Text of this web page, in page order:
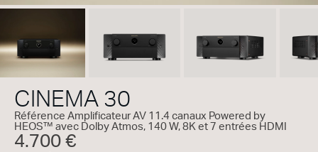
CINEMA 30
Référence Amplificateur AV 11.4 canaux Powered by
HEOS™ avec Dolby Atmos, 140 W, 8K et 7 entrées HDMI
4.700 €